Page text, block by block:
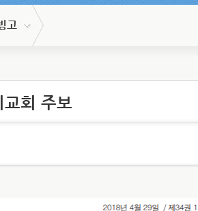
고
회 주보